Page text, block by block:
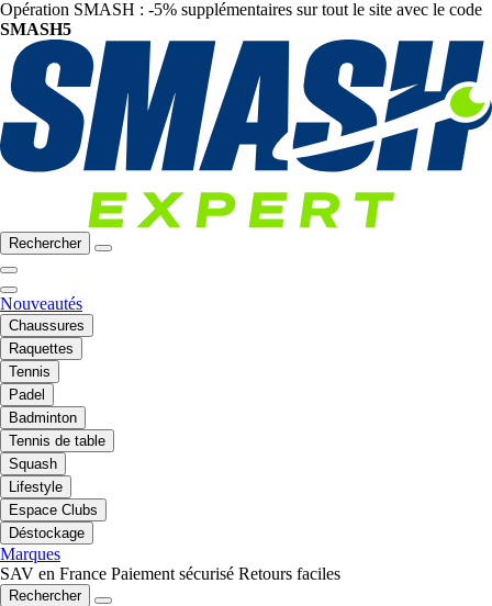
Opération SMASH : -5% supplémentaires sur tout le site avec le code
SMASH5
Rechercher
Nouveautés
Chaussures
Raquettes
Tennis
Padel
Badminton
Tennis de table
Squash
Lifestyle
Espace Clubs
Déstockage
Marques
SAV en France Paiement sécurisé Retours faciles
Rechercher